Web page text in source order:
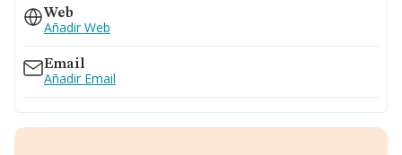
Web
Añadir Web
Email
Añadir Email